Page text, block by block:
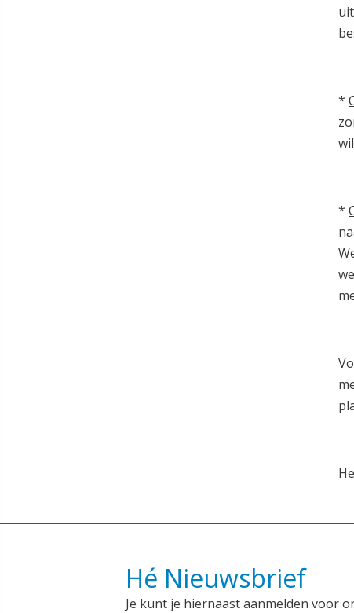
*
*
Hé Nieuwsbrief
Je kunt je hiernaast aanmelden voor